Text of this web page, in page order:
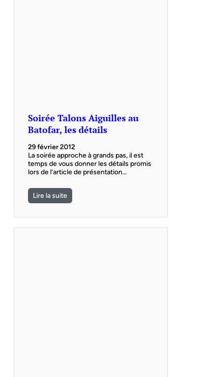
Soirée Talons Aiguilles au
Batofar, les détails
29 février 2012
La soirée approche à grands pas, il est
temps de vous donner les détails promis
lors de l’article de présentation…
Lire la suite